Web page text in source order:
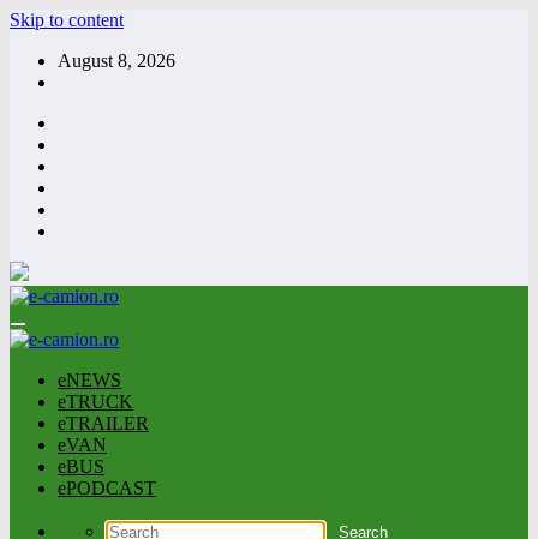
Skip to content
August 8, 2026
eNEWS
eTRUCK
eTRAILER
eVAN
eBUS
ePODCAST